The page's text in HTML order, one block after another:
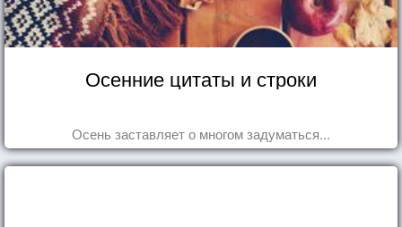
Осенние цитаты и строки
Осень заставляет о многом задуматься...